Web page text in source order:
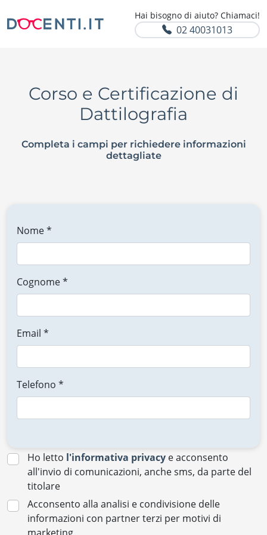
Hai bisogno di aiuto? Chiamaci!
02 40031013
Corso e Certificazione di
Dattilografia
Completa i campi per richiedere informazioni
dettagliate
Nome *
Cognome *
Email *
Telefono *
Ho letto l'informativa privacy e acconsento
all'invio di comunicazioni, anche sms, da parte del
titolare
Acconsento alla analisi e condivisione delle
informazioni con partner terzi per motivi di